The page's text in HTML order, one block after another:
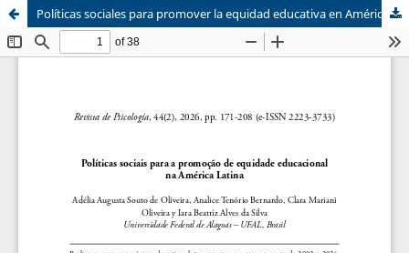
Políticas sociales para promover la equidad educativa en América Latina